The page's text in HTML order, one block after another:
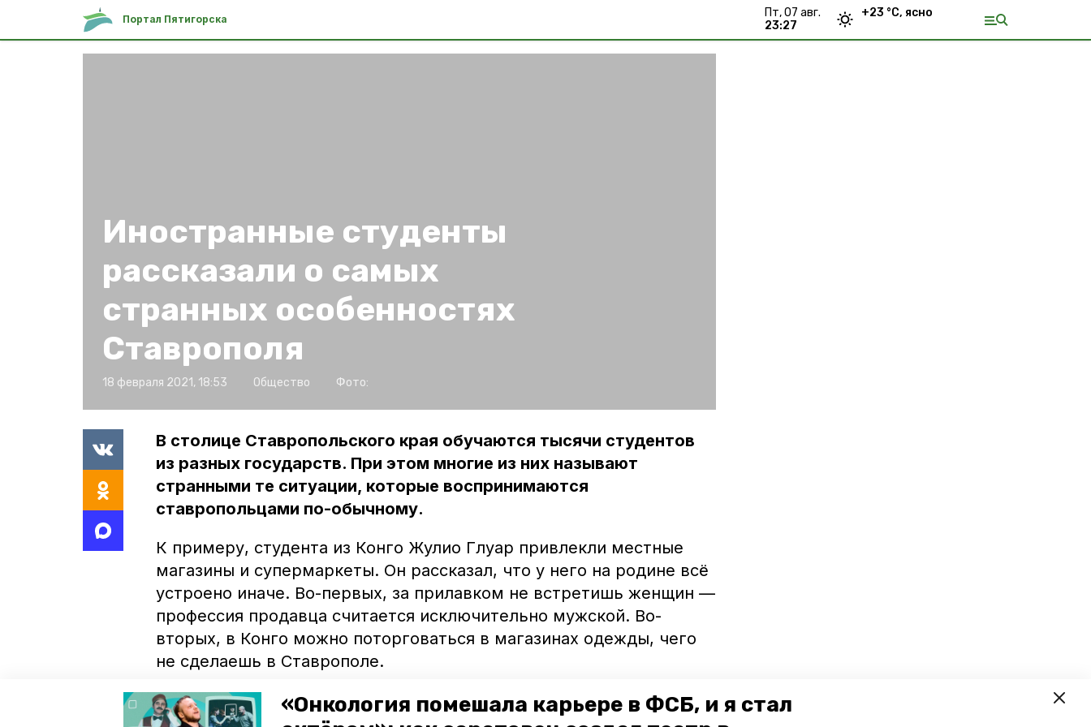
«Онкология помешала карьере в ФСБ, и я стал
Портал Пятигорска
пт, 07 авг.
23:27
+23 °С, ясно
Иностранные студенты
рассказали о самых
странных особенностях
Ставрополя
18 февраля 2021, 18:53 Общество Фото:
В столице Ставропольского края обучаются тысячи студентов
из разных государств. При этом многие из них называют
странными те ситуации, которые воспринимаются
ставропольцами по-обычному.
К примеру, студента из Конго Жулио Глуар привлекли местные
магазины и супермаркеты. Он рассказал, что у него на родине всё
устроено иначе. Во-первых, за прилавком не встретишь женщин —
профессия продавца считается исключительно мужской. Во-
вторых, в Конго можно поторговаться в магазинах одежды, чего
не сделаешь в Ставрополе.
«Если вещь стоит пять тысяч, можно договориться, чтоб продали за